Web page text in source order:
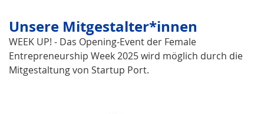
Unsere Mitgestalter*innen
WEEK UP! - Das Opening-Event der Female
Entrepreneurship Week 2025 wird möglich durch die
Mitgestaltung von Startup Port.